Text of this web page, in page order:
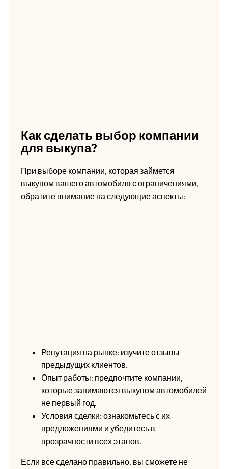
Как сделать выбор компании
для выкупа?
При выборе компании, которая займется
выкупом вашего автомобиля с ограничениями,
обратите внимание на следующие аспекты:
Репутация на рынке: изучите отзывы
предыдущих клиентов.
Опыт работы: предпочтите компании,
которые занимаются выкупом автомобилей
не первый год.
Условия сделки: ознакомьтесь с их
предложениями и убедитесь в
прозрачности всех этапов.
Если все сделано правильно, вы сможете не